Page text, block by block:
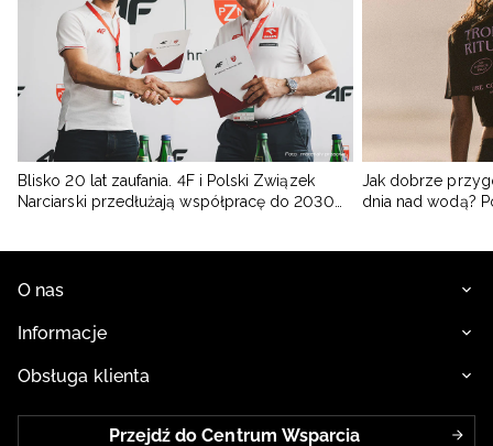
Blisko 20 lat zaufania. 4F i Polski Związek
Narciarski przedłużają współpracę do 2030
Jak dobrze
dnia nad wodą?
O nas
Informacje
Obsługa klienta
Przejdź do Centrum Wsparcia